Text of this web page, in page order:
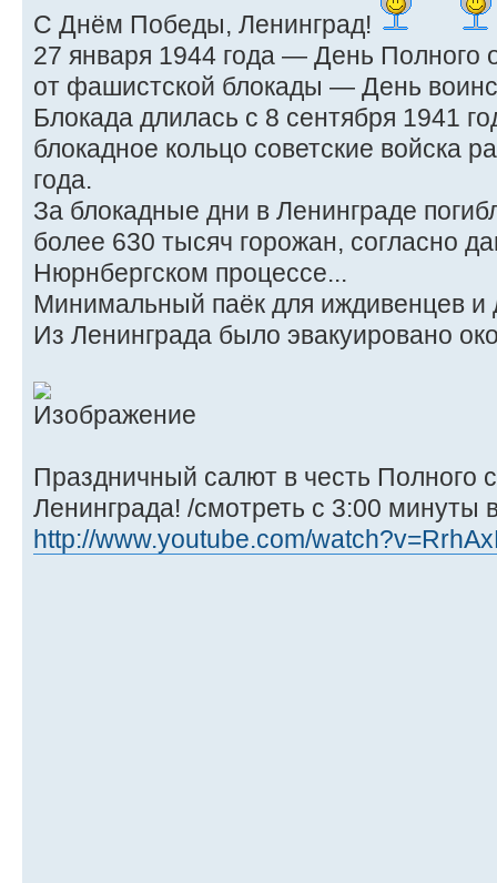
С Днём Победы, Ленинград!
27 января 1944 года — День Полного
от фашистской блокады — День
Блокада длилась с 8 сентября 1941
блокадное кольцо советские войска
года.
За блокадные дни в Ленинграде
более 630 тысяч горожан, согласно
Нюрнбергском процессе...
Минимальный паёк для иждивенцев и
Из Ленинграда было эвакуировано
Праздничный салют в честь Полного
Ленинграда! /смотреть с 3:00 минуты
http://www.youtube.com/